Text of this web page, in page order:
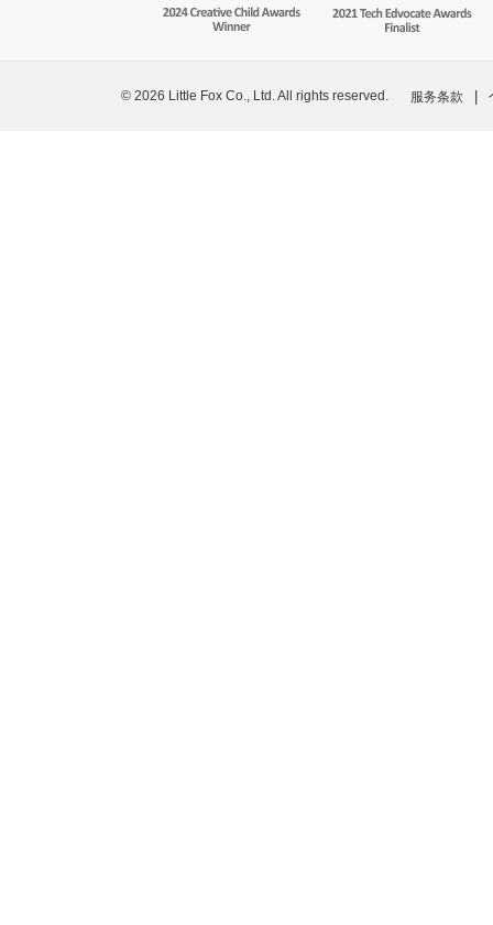
© 2026 Little Fox Co., Ltd. All rights reserved. 服务条款